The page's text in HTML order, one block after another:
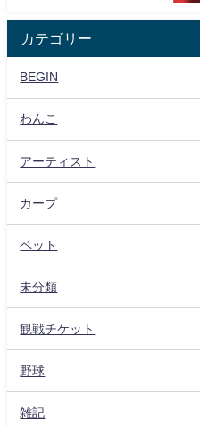
カテゴリー
BEGIN
わんこ
アーティスト
カープ
ペット
未分類
観戦チケット
野球
雑記